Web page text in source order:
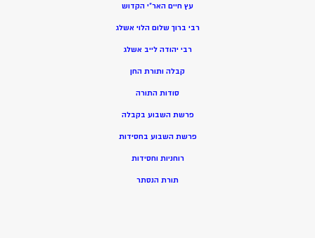
עץ חיים האר”י הקדוש
רבי ברוך שלום הלוי אשלג
רבי יהודה לייב אשלג
קבלה ותורת החן
סודות התורה
פרשת השבוע בקבלה
פרשת השבוע בחסידות
רוחניות וחסידות
תורת הנסתר